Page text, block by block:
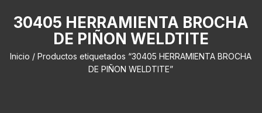
30405 HERRAMIENTA BROCHA
DE PIÑON WELDTITE
Inicio / Productos etiquetados “30405 HERRAMIENTA BROCHA
DE PIÑON WELDTITE”